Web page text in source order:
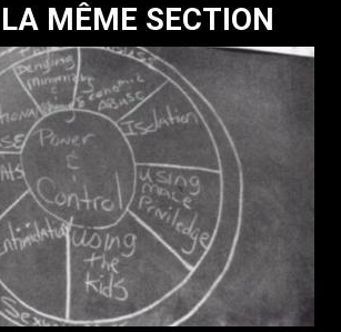
MÊME SECTION